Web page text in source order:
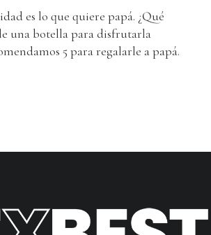
es lo que quiere papá. ¿Qué
una botella para disfrutarla
5 para regalarle a papá.